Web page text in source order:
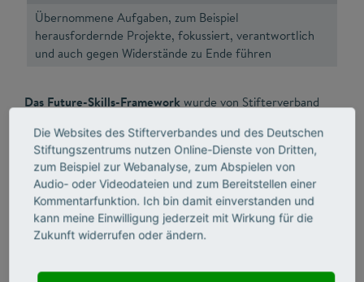
Übernommene Aufgaben, zum Beispiel
herausfordernde Projekte, fokussiert, verantwortlich
und auch gegen Widerstände zu Ende führen
Das Future-Skills-Frameworkwurde von Stifterverband
Rahmen für die Programminitiative Future Skills des
Stifterverbandes. Methodisch basieren die Ergebnisse auf
einer Kombination aus quantitativem und qualitativem
Vorgehen: Zunächst wurde ein Workshop mit 40
Teilnehmern aus Start-ups, etablierten Unternehmen,
Bildungseinrichtungen sowie aus Politik, Verwaltung und
Verbänden veranstaltet. Anschließend erfolgte eine
Die Websites des Stifterverbandes und des Deutschen
Stiftungszentrums nutzen Online-Dienste von Dritten,
zum Beispiel zur Webanalyse, zum Abspielen von
Audio- oder Videodateien und zum Bereitstellen einer
Kommentarfunktion. Ich bin damit einverstanden und
kann meine Einwilligung jederzeit mit Wirkung für die
Zukunft widerrufen oder ändern.